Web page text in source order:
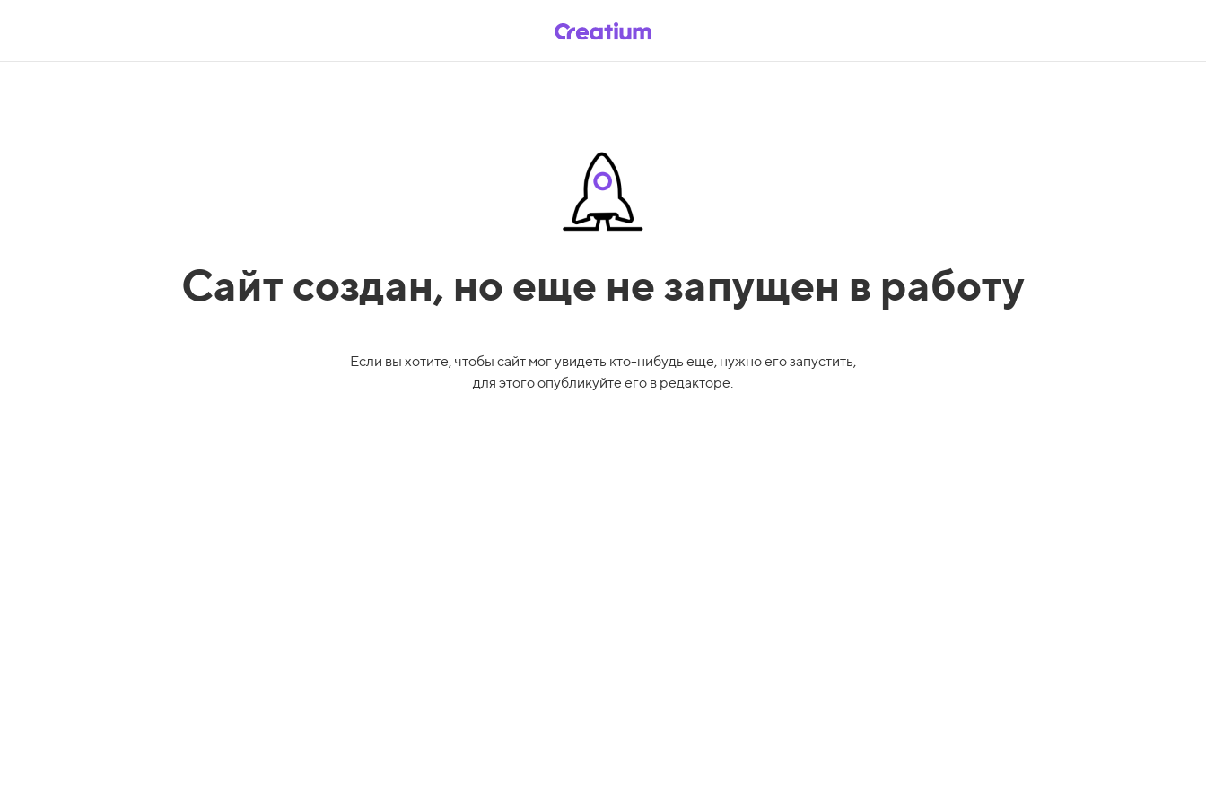
Сайт создан, но еще не запущен в работу
Если вы хотите, чтобы сайт мог увидеть кто-нибудь еще, нужно его запустить,
для этого опубликуйте его в редакторе.